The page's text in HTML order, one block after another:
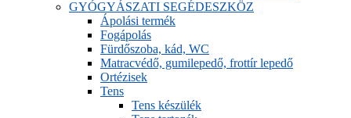
GYÓGYÁSZATI SEGÉDESZKÖZ
Ápolási termék
Fogápolás
Fürdőszoba, kád, WC
Matracvédő, gumilepedő, frottír lepedő
Ortézisek
Tens
Tens készülék